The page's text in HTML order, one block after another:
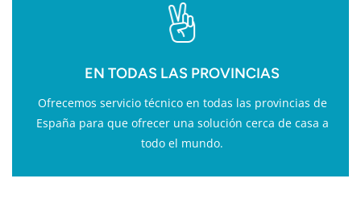
EN TODAS LAS PROVINCIAS
Ofrecemos servicio técnico en todas las provincias de
España para que ofrecer una solución cerca de casa a
todo el mundo.